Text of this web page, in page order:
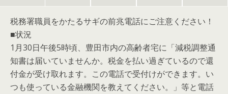
税務署職員をかたるサギの前兆電話にご注意ください！
■状況
1月30日午後5時頃、豊田市内の高齢者宅に「減税調整通
知書は届いていませんか。税金を払い過ぎているので還
付金が受け取れます。この電話で受付けができます。い
つも使っている金融機関を教えてください。」等と電話